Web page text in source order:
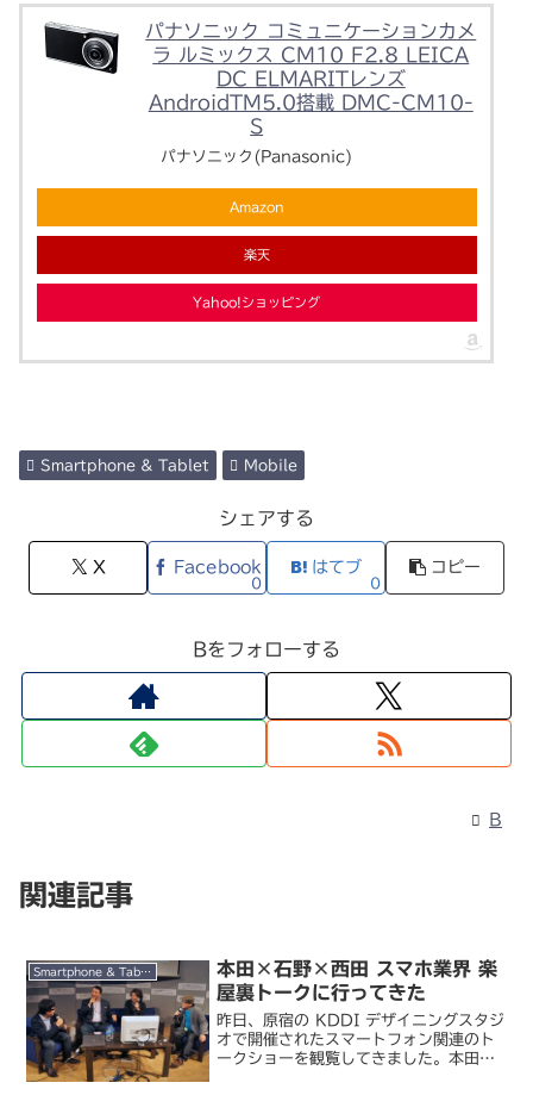
パナソニック コミュニケーションカメ
ラ ルミックス CM10 F2.8 LEICA
DC ELMARITレンズ
AndroidTM5.0搭載 DMC-CM10-
S
パナソニック(Panasonic)
Amazon
楽天
Yahoo!ショッピング
Smartphone & Tablet Mobile
シェアする
X Facebook
0
はてブ
0
コピー
Bをフォローする
B
関連記事
Smartphone & Tablet
本田×石野×西田 スマホ業界 楽
屋裏トークに行ってきた
昨日、原宿の KDDI デザイニングスタジ
オで開催されたスマートフォン関連のト
ークショーを観覧してきました。本田×